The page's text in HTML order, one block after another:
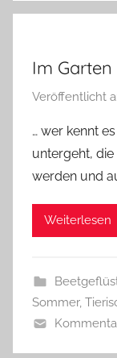
Im
Veröffentlicht
… wer kennt
untergeht,
werden und
Weiterlesen
Sommer,